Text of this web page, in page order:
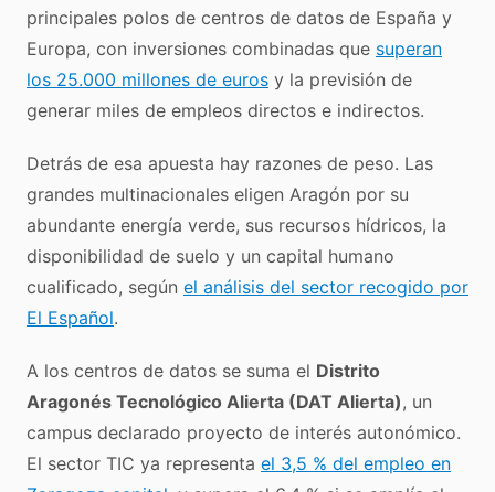
principales polos de centros de datos de España y
Europa, con inversiones combinadas que superan
los 25.000 millones de euros y la previsión de
generar miles de empleos directos e indirectos.
Detrás de esa apuesta hay razones de peso. Las
grandes multinacionales eligen Aragón por su
abundante energía verde, sus recursos hídricos, la
disponibilidad de suelo y un capital humano
cualificado, según el análisis del sector recogido por
El Español.
A los centros de datos se suma el Distrito
Aragonés Tecnológico Alierta (DAT Alierta), un
campus declarado proyecto de interés autonómico.
El sector TIC ya representa el 3,5 % del empleo en